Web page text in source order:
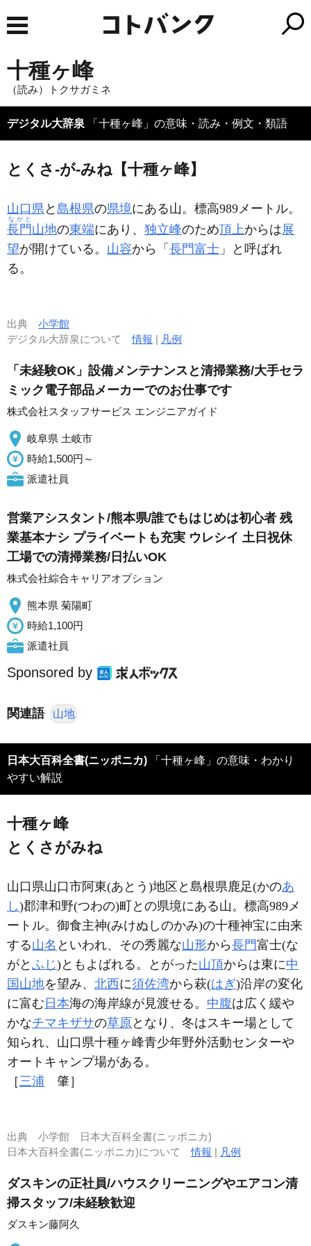
十種ヶ峰
（読み）トクサガミネ
デジタル大辞泉 「十種ヶ峰」の意味・読み・例文・類語
とくさ‐が‐みね【十種ヶ峰】
山口県と 島根県の県境にある山。標高989メートル。
長門
ながと
山地の東端にあり、 独立峰のため頂上からは展
望が開けている。 山容から「 長門富士 」と呼ばれ
る。
出典 小学館
デジタル大辞泉について情報 | 凡例
「未経験OK」設備メンテナンスと清掃業務/大手セラ
ミック電子部品メーカーでのお仕事です
株式会社スタッフサービス エンジニアガイド
岐阜県 土岐市
時給1,500円～
派遣社員
営業アシスタント/熊本県/誰でもはじめは初心者 残
業基本ナシ プライベートも充実 ウレシイ 土日祝休
工場での清掃業務/日払いOK
株式会社綜合キャリアオプション
熊本県 菊陽町
時給1,100円
派遣社員
Sponsored by
関連語 山地
日本大百科全書(ニッポニカ)
やすい解説
十種ヶ峰
とくさがみね
山口県山口市阿東(あとう)地区と島根県鹿足(かのあ
し)郡津和野(つわの)町との県境にある山。標高989メ
ートル。御食主神(みけぬしのかみ)の十種神宝に由来
する山名 といわれ、その秀麗な山形から長門富士(な
がと ふじ)ともよばれる。とがった山頂からは東に中
国山地を望み、 北西に須佐湾から萩(はぎ)沿岸の変化
に富む 日本海の海岸線が見渡せる。 中腹は広く緩や
かなチマキザサの草原 となり、冬はスキー場として
知られ、山口県十種ヶ峰青少年野外活動センターや
オートキャンプ場がある。
［三浦 肇］
出典 小学館 日本大百科全書(ニッポニカ)
日本大百科全書(ニッポニカ)について情報 | 凡例
ダスキンの正社員/ハウスクリーニングやエアコン清
掃スタッフ/未経験歓迎
ダスキン藤阿久